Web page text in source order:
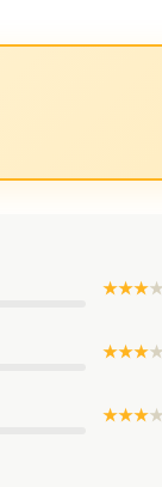
★ ★ ★★
★ ★ ★★
★ ★ ★★